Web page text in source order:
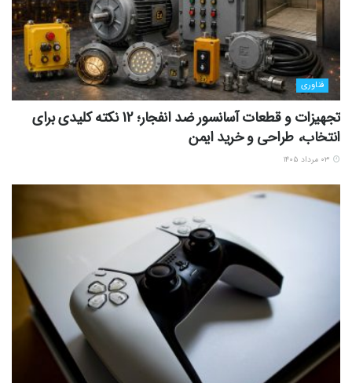
فناوری
تجهیزات و قطعات آسانسور ضد انفجار؛ 12 نکته کلیدی برای
انتخاب، طراحی و خرید ایمن